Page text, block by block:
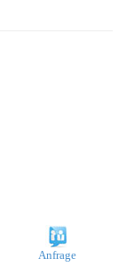
Anfrage